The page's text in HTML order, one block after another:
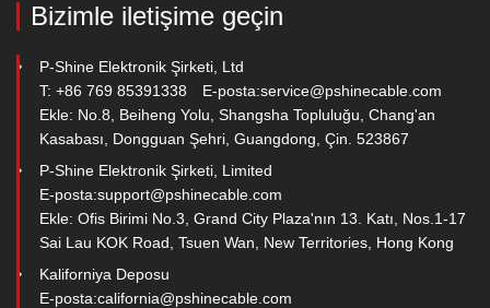
Bizimle iletişime geçin
P-Shine Elektronik Şirketi, Ltd
T: +86 769 85391338
E-posta:service@pshinecable.com
Ekle: No.8, Beiheng Yolu, Shangsha Topluluğu, Chang'an
Kasabası, Dongguan Şehri, Guangdong, Çin. 523867
P-Shine Elektronik Şirketi, Limited
E-posta:support@pshinecable.com
Ekle: Ofis Birimi No.3, Grand City Plaza'nın 13. Katı, Nos.1-17
Sai Lau KOK Road, Tsuen Wan, New Territories, Hong Kong
Kaliforniya Deposu
E-posta:california@pshinecable.com